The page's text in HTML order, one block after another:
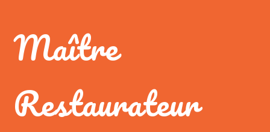
Maître
Restaurateur